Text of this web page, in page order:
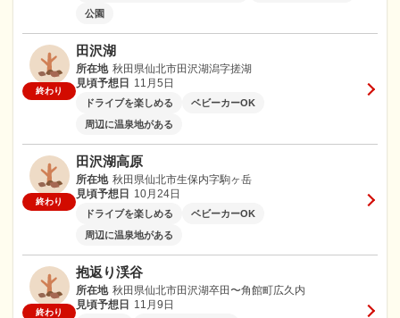
公園
終わり
田沢湖
所在地 秋田県仙北市田沢湖潟字搓湖
見頃予想日
11月5日
ドライブを楽しめる
ベビーカーOK
周辺に温泉地がある
終わり
田沢湖高原
所在地 秋田県仙北市生保内字駒ヶ岳
見頃予想日
10月24日
ドライブを楽しめる
ベビーカーOK
周辺に温泉地がある
終わり
抱返り渓谷
所在地 秋田県仙北市田沢湖卒田〜角館町広久内
見頃予想日
11月9日